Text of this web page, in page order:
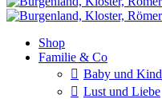
Shop
Familie & Co
Baby und Kind
Lust und Liebe